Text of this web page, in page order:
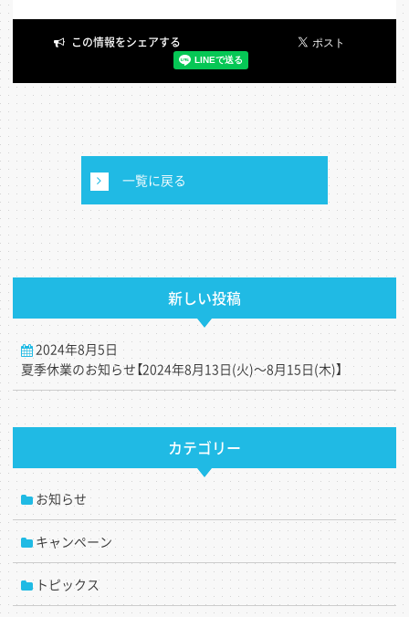
一覧に戻る
新しい投稿
2024年8月5日
夏季休業のお知らせ【2024年8月13日(火)～8月15日(木)】
カテゴリー
お知らせ
キャンペーン
トピックス